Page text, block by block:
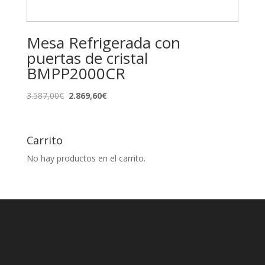
Mesa Refrigerada con
puertas de cristal
BMPP2000CR
3.587,00€El2.869,60€El
Carrito
No hay productos en el carrito.